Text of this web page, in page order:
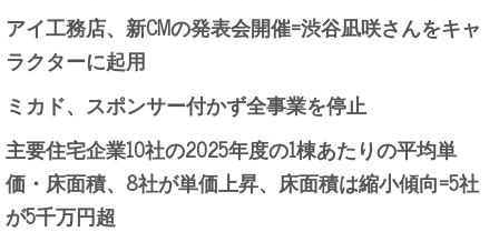
アイ工務店、新CMの発表会開催=渋谷凪咲さんをキャ
ラクターに起用
ミカド、スポンサー付かず全事業を停止
主要住宅企業10社の2025年度の1棟あたりの平均単
価・床面積、8社が単価上昇、床面積は縮小傾向=5社
が5千万円超